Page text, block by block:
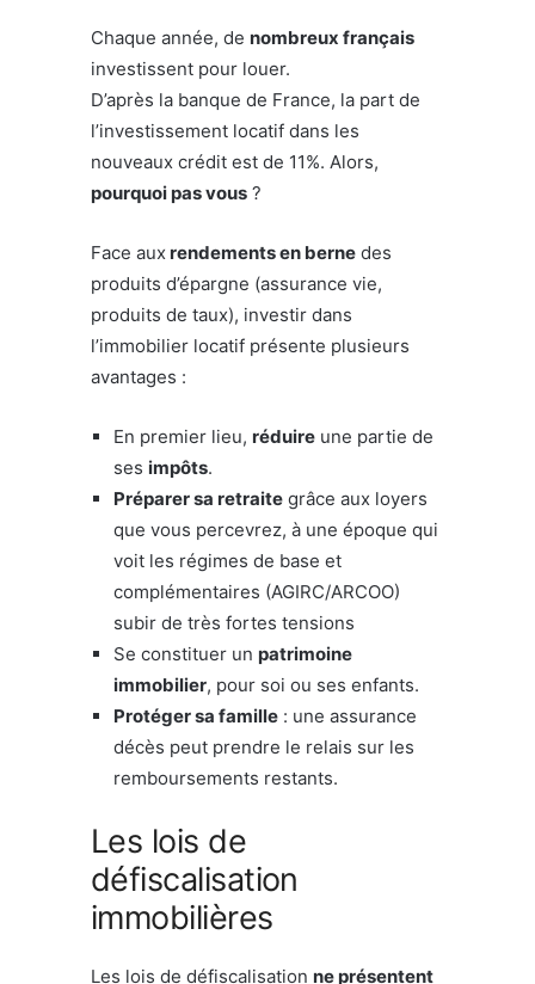
Chaque année, de nombreux français
investissent pour louer.
D’après la banque de France, la part de
l’investissement locatif dans les
nouveaux crédit est de 11%. Alors,
pourquoi pas vous ?
Face aux rendements en berne des
produits d’épargne (assurance vie,
produits de taux), investir dans
l’immobilier locatif présente plusieurs
avantages :
En premier lieu, réduire une partie de
ses impôts.
Préparer sa retraite grâce aux loyers
que vous percevrez, à une époque qui
voit les régimes de base et
complémentaires (AGIRC/ARCOO)
subir de très fortes tensions
Se constituer un patrimoine
immobilier, pour soi ou ses enfants.
Protéger sa famille : une assurance
décès peut prendre le relais sur les
remboursements restants.
Les lois de
défiscalisation
immobilières
Les lois de défiscalisation ne présentent